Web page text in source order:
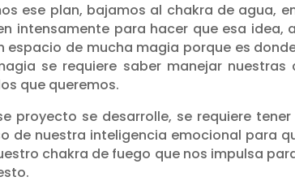
ese plan, bajamos al chakra de agua,
intensamente para hacer que esa idea,
espacio de mucha magia porque es
se requiere saber manejar nuestras
que queremos.
proyecto se desarrolle, se requiere
de nuestra inteligencia emocional para
chakra de fuego que nos impulsa